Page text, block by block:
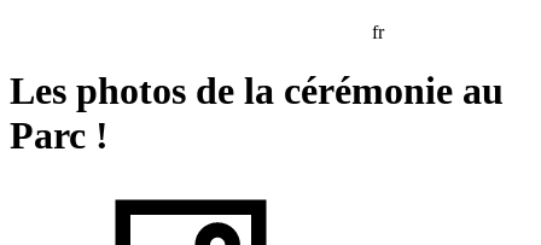
fr
Les photos de la cérémonie au
Parc !